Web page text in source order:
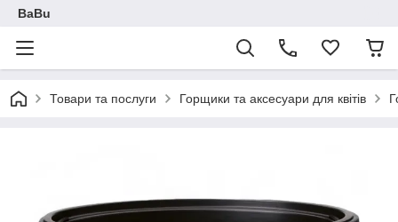
BaBu
Товари та послуги Горщики та аксесуари для квітів